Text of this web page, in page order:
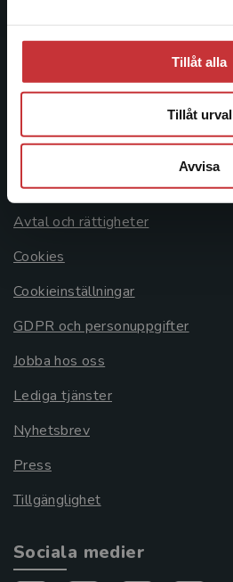
Tillåt alla
Tillåt urval
Avvisa
Systemkrav
Allmänna länkar
Om oss
Avtal och rättigheter
Cookies
Cookieinställningar
GDPR och personuppgifter
Jobba hos oss
Lediga tjänster
Nyhetsbrev
Press
Tillgänglighet
Sociala medier